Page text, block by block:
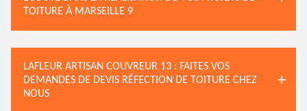
TOITURE À MARSEILLE 9
LAFLEUR ARTISAN COUVREUR 13 : FAITES VOS
DEMANDES DE DEVIS RÉFECTION DE TOITURE CHEZ
NOUS